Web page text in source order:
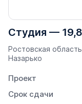
Студия —
Ростовская
Назарько
Проект
Срок сдачи